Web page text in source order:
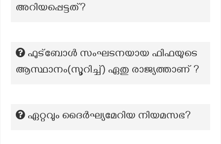
അറിയപ്പെട്ടത്?
ഫുട്ബോൾ സംഘടനയായ ഫിഫയുടെ
ആസ്ഥാനം(സൂറിച്ച്‌) ഏതു രാജ്യത്താണ് ?
ഏറ്റവും ദൈർഘ്യമേറിയ നിയമസഭ?